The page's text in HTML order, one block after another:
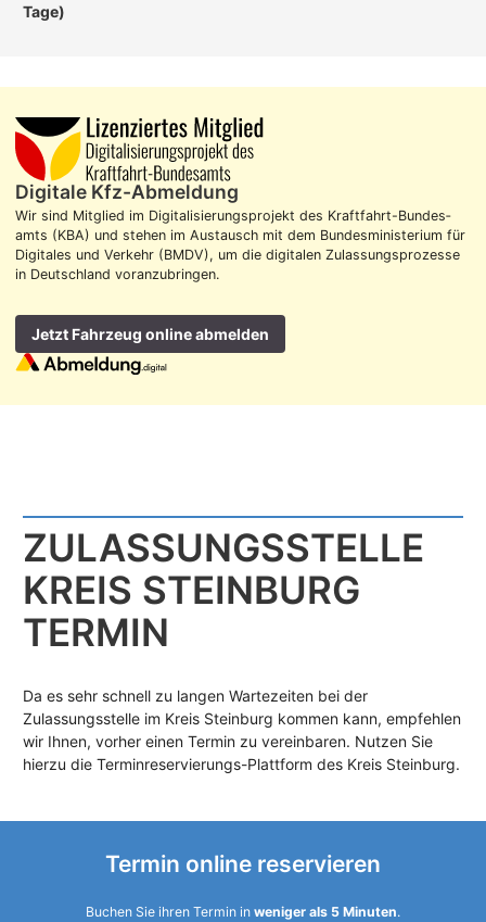
Tage)
Digitale Kfz-Abmeldung
Wir sind Mitglied im Digitalisierungs­projekt des Kraft­fahrt-Bundes­
amts (KBA) und stehen im Aus­tausch mit dem Bundes­ministerium für
Digitales und Verkehr (BMDV), um die digitalen Zulassungs­prozesse
in Deutschland voran­zubringen.
Jetzt Fahrzeug online abmelden
ZULASSUNGS­STELLE
KREIS STEINBURG
TERMIN
Da es sehr schnell zu langen Wartezeiten bei der
Zulassungsstelle im Kreis Steinburg kommen kann, empfehlen
wir Ihnen, vorher einen Termin zu vereinbaren. Nutzen Sie
hierzu die Terminreservierungs-Plattform des Kreis Steinburg.
Termin online reservieren
Buchen Sie ihren Termin in weniger als 5 Minuten.